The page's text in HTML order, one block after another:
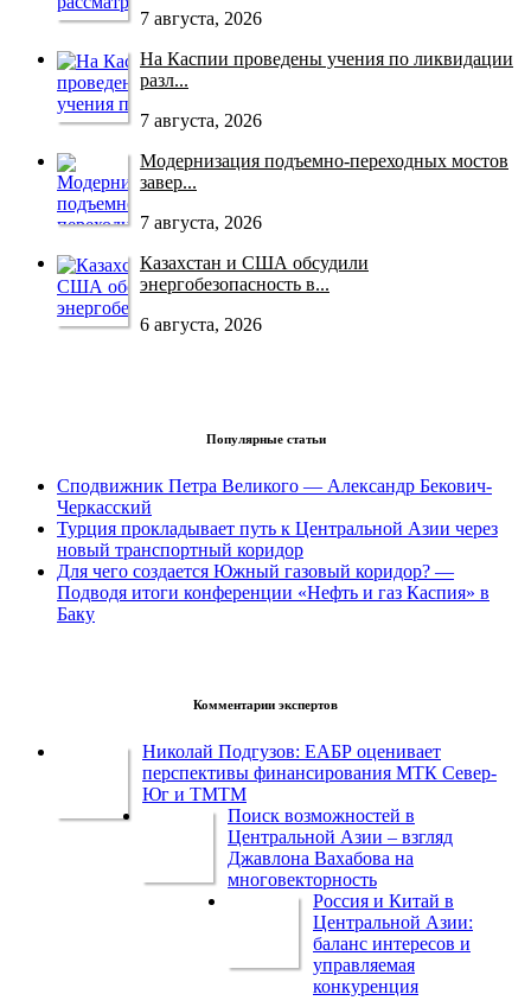
7 августа, 2026
На Каспии проведены учения по ликвидации
разл...
7 августа, 2026
Модернизация подъемно-переходных мостов
завер...
7 августа, 2026
Казахстан и США обсудили
энергобезопасность в...
6 августа, 2026
Популярные статьи
Сподвижник Петра Великого — Александр Бекович-
Черкасский
Турция прокладывает путь к Центральной Азии через
новый транспортный коридор
Для чего создается Южный газовый коридор? —
Подводя итоги конференции «Нефть и газ Каспия» в
Баку
Комментарии экспертов
Николай Подгузов: ЕАБР оценивает
перспективы финансирования МТК Север-
Юг и ТМТМ
Поиск возможностей в
Центральной Азии – взгляд
Джавлона Вахабова на
многовекторность
Россия и Китай в
Центральной Азии:
баланс интересов и
управляемая
конкуренция